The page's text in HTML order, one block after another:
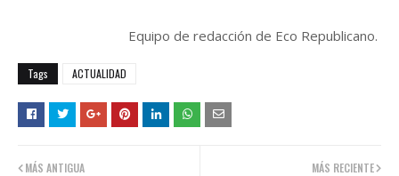
Equipo de redacción de Eco Republicano.
Tags ACTUALIDAD
MÁS RECIENTE
MÁS ANTIGUA